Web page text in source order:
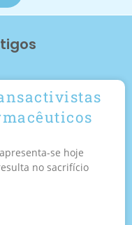
se hoje
no sacrifício